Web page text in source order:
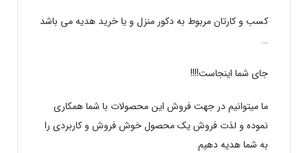
کسب و کارتان مربوط به دکور منزل و یا خرید هدیه می باشد
…
جای شما اینجاست!!!!
ما میتوانیم در جهت فروش این محصولات با شما همکاری
نموده و لذت فروش یک محصول خوش فروش و کاربردی را
به شما هدیه دهیم